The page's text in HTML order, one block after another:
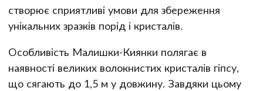
створює сприятливі умови для збереження
унікальних зразків порід і кристалів.
Особливість Малишки-Киянки полягає в
наявності великих волокнистих кристалів гіпсу,
що сягають до 1,5 м у довжину. Завдяки цьому